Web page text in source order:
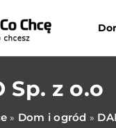
Sp. z o.o
» Dom i ogród »